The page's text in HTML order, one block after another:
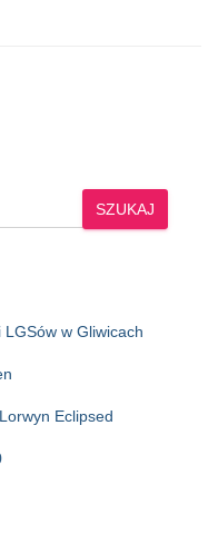
SZUKAJ
w Gliwicach
Eclipsed